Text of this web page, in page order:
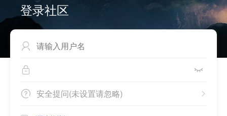
登录社区

 
 
安全提问(未设置请忽略)